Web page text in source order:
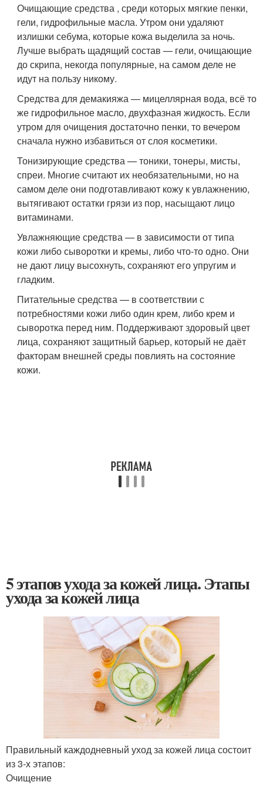
Очищающие средства , среди которых мягкие пенки,
гели, гидрофильные масла. Утром они удаляют
излишки себума, которые кожа выделила за ночь.
Лучше выбрать щадящий состав — гели, очищающие
до скрипа, некогда популярные, на самом деле не
идут на пользу никому.
Средства для демакияжа — мицеллярная вода, всё то
же гидрофильное масло, двухфазная жидкость. Если
утром для очищения достаточно пенки, то вечером
сначала нужно избавиться от слоя косметики.
Тонизирующие средства — тоники, тонеры, мисты,
спреи. Многие считают их необязательными, но на
самом деле они подготавливают кожу к увлажнению,
вытягивают остатки грязи из пор, насыщают лицо
витаминами.
Увлажняющие средства — в зависимости от типа
кожи либо сыворотки и кремы, либо что-то одно. Они
не дают лицу высохнуть, сохраняют его упругим и
гладким.
Питательные средства — в соответствии с
потребностями кожи либо один крем, либо крем и
сыворотка перед ним. Поддерживают здоровый цвет
лица, сохраняют защитный барьер, который не даёт
факторам внешней среды повлиять на состояние
кожи.
5 этапов ухода за кожей лица. Этапы
ухода за кожей лица
Правильный каждодневный уход за кожей лица состоит
из 3-х этапов:
Очищение